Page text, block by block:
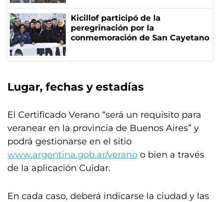
Kicillof participó de la
peregrinación por la
conmemoración de San Cayetano
Lugar, fechas y estadías
El Certificado Verano “será un requisito para
veranear en la provincia de Buenos Aires” y
podrá gestionarse en el sitio
www.argentina.gob.ar/verano o bien a través
de la aplicación Cuidar.
En cada caso, deberá indicarse la ciudad y las